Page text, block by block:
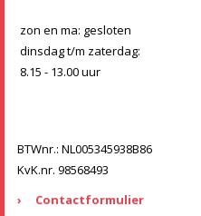
zon en ma: gesloten
dinsdag t/m zaterdag:
8.15 - 13.00 uur
BTWnr.: NL005345938B86
KvK.nr. 98568493
Contactformulier